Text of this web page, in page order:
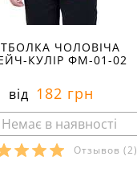
ЧОЛОВІЧА
КУЛІР ФМ-01-02
від 182 грн
Отзывов (2)